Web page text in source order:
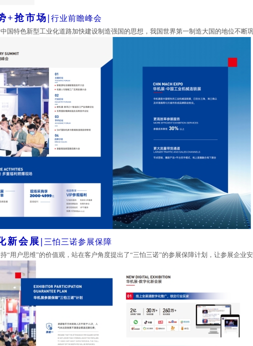
+抢市场| 行业前瞻峰会
国特色新型工业化道路加快建设制造强国的思想，我国世界第一制造大国的地位不断巩
新会展| 三怕三诺参展保障
“用户思维”的价值观，站在客户角度提出了“三怕三诺”的参展保障计划，让参展企业安